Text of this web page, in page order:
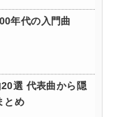
年代の入門曲
選 代表曲から隠
とめ